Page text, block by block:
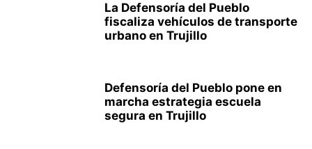
La Defensoría del Pueblo
fiscaliza vehículos de transporte
urbano en Trujillo
Defensoría del Pueblo pone en
marcha estrategia escuela
segura en Trujillo